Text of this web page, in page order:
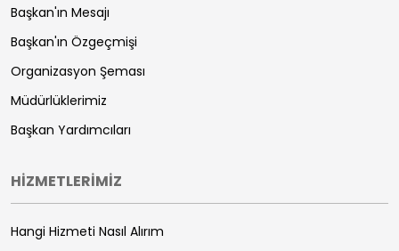
Başkan'ın Mesajı
Başkan'ın Özgeçmişi
Organizasyon Şeması
Müdürlüklerimiz
Başkan Yardımcıları
HİZMETLERİMİZ
Hangi Hizmeti Nasıl Alırım